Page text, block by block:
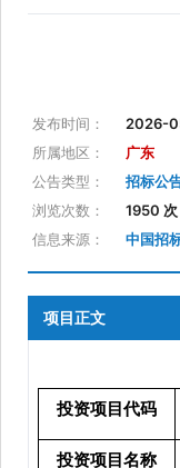
发布时间：
2026-
所属地区：
广东
公告类型：
招标公
浏览次数：
1950 次
信息来源：
中国招
项目正文